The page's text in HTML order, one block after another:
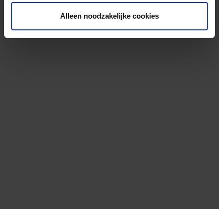
Alleen noodzakelijke cookies